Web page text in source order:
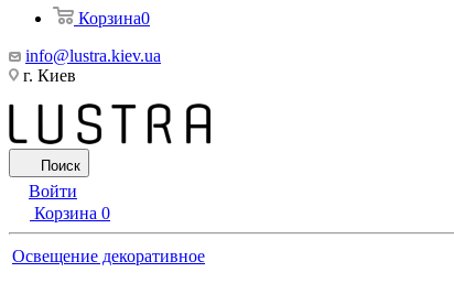
Корзина0
info@lustra.kiev.ua
г. Киев
Поиск
Войти
Корзина 0
Освещение декоративное